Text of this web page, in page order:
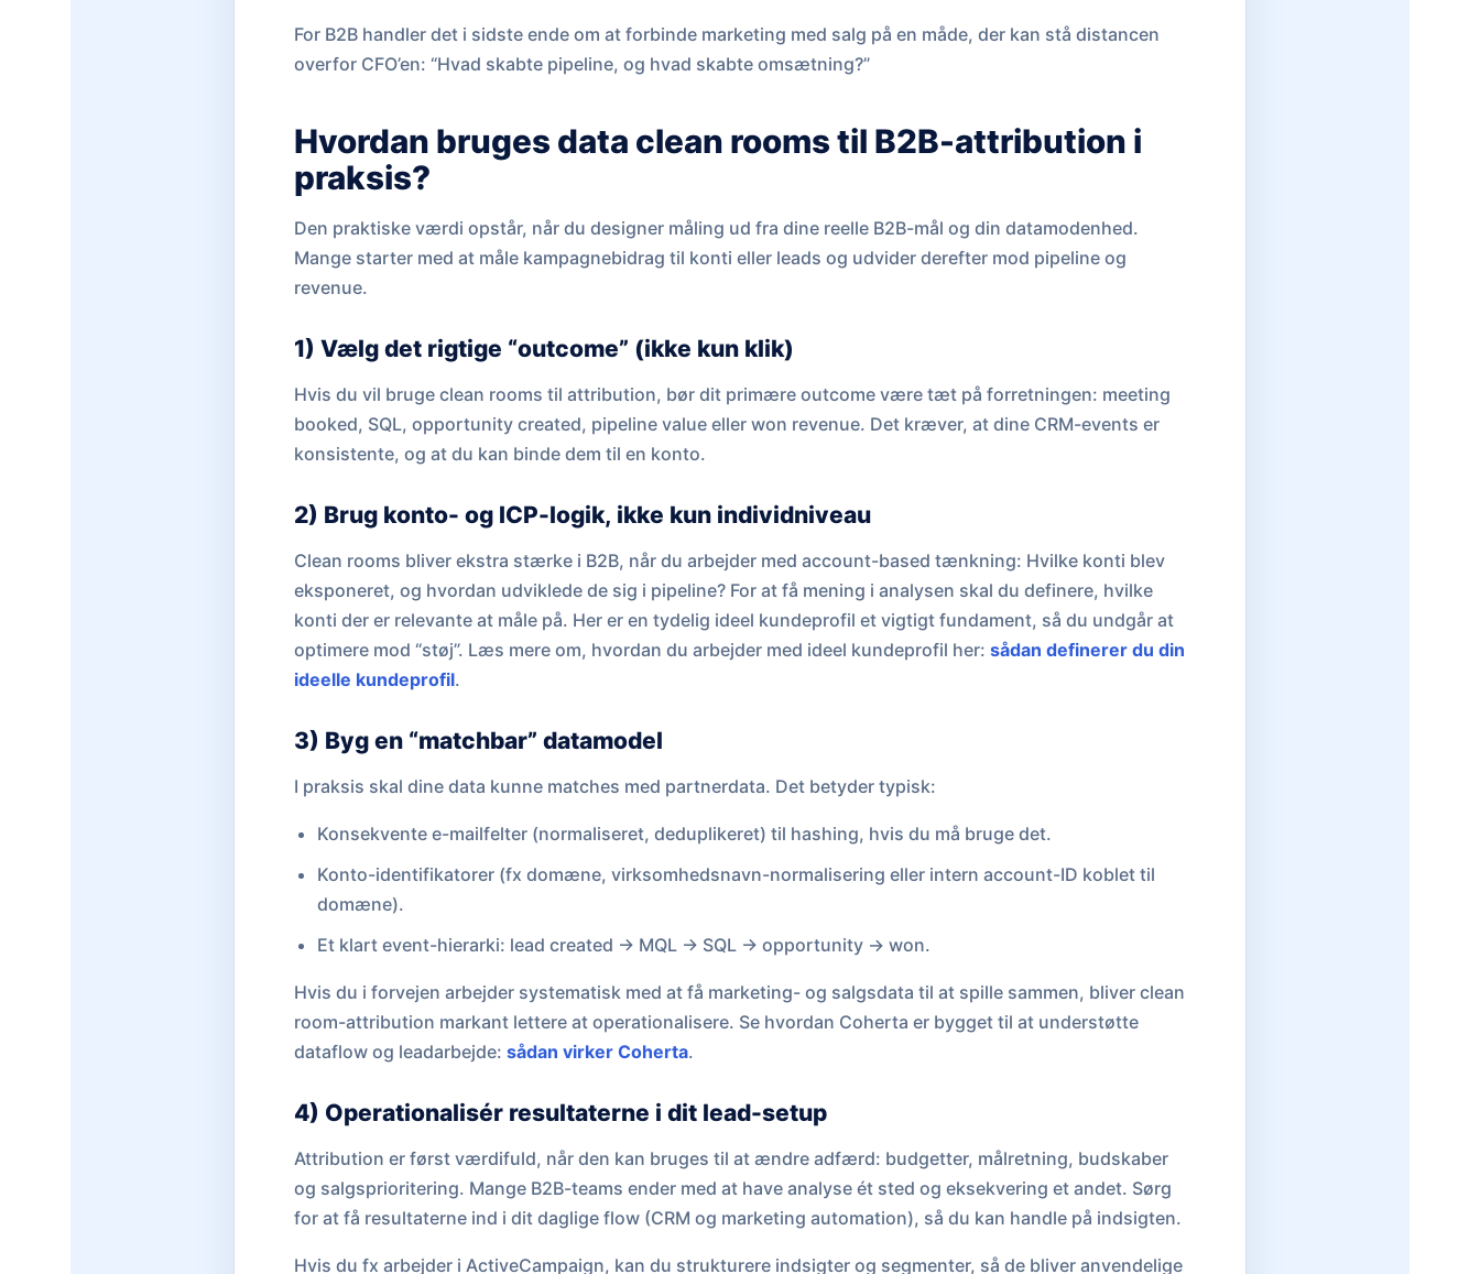
For B2B handler det i sidste ende om at forbinde marketing med salg på en måde, der kan stå distancen
overfor CFO’en: “Hvad skabte pipeline, og hvad skabte omsætning?”
Hvordan bruges data clean rooms til B2B-attribution i
praksis?
Den praktiske værdi opstår, når du designer måling ud fra dine reelle B2B-mål og din datamodenhed.
Mange starter med at måle kampagnebidrag til konti eller leads og udvider derefter mod pipeline og
revenue.
1) Vælg det rigtige “outcome” (ikke kun klik)
Hvis du vil bruge clean rooms til attribution, bør dit primære outcome være tæt på forretningen: meeting
booked, SQL, opportunity created, pipeline value eller won revenue. Det kræver, at dine CRM-events er
konsistente, og at du kan binde dem til en konto.
2) Brug konto- og ICP-logik, ikke kun individniveau
Clean rooms bliver ekstra stærke i B2B, når du arbejder med account-based tænkning: Hvilke konti blev
eksponeret, og hvordan udviklede de sig i pipeline? For at få mening i analysen skal du definere, hvilke
konti der er relevante at måle på. Her er en tydelig ideel kundeprofil et vigtigt fundament, så du undgår at
optimere mod “støj”. Læs mere om, hvordan du arbejder med ideel kundeprofil her: sådan definerer du din
ideelle kundeprofil.
3) Byg en “matchbar” datamodel
I praksis skal dine data kunne matches med partnerdata. Det betyder typisk:
Konsekvente e-mailfelter (normaliseret, deduplikeret) til hashing, hvis du må bruge det.
Konto-identifikatorer (fx domæne, virksomhedsnavn-normalisering eller intern account-ID koblet til
domæne).
Et klart event-hierarki: lead created → MQL → SQL → opportunity → won.
Hvis du i forvejen arbejder systematisk med at få marketing- og salgsdata til at spille sammen, bliver clean
room-attribution markant lettere at operationalisere. Se hvordan Coherta er bygget til at understøtte
dataflow og leadarbejde: sådan virker Coherta.
4) Operationalisér resultaterne i dit lead-setup
Attribution er først værdifuld, når den kan bruges til at ændre adfærd: budgetter, målretning, budskaber
og salgsprioritering. Mange B2B-teams ender med at have analyse ét sted og eksekvering et andet. Sørg
for at få resultaterne ind i dit daglige flow (CRM og marketing automation), så du kan handle på indsigten.
Hvis du fx arbejder i ActiveCampaign, kan du strukturere indsigter og segmenter, så de bliver anvendelige